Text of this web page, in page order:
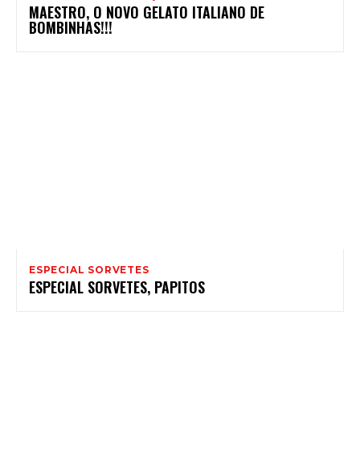
MAESTRO, O NOVO GELATO ITALIANO DE
BOMBINHAS!!!
ESPECIAL SORVETES
ESPECIAL SORVETES, PAPITOS